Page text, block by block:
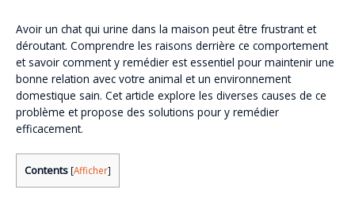
Avoir un chat qui urine dans la maison peut être frustrant et
déroutant. Comprendre les raisons derrière ce comportement
et savoir comment y remédier est essentiel pour maintenir une
bonne relation avec votre animal et un environnement
domestique sain. Cet article explore les diverses causes de ce
problème et propose des solutions pour y remédier
efficacement.
Contents [Afficher]